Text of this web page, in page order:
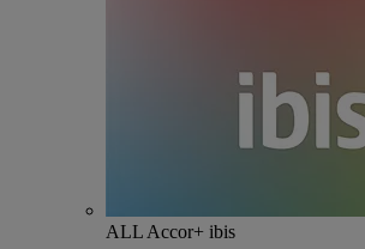
ALL Accor+ ibis